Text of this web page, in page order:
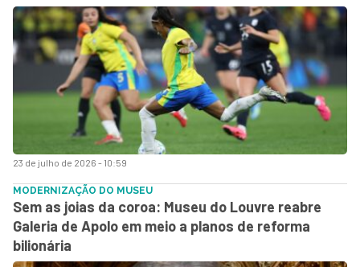
23 de julho de 2026 - 10:59
MODERNIZAÇÃO DO MUSEU
Sem as joias da coroa: Museu do Louvre reabre
Galeria de Apolo em meio a planos de reforma
bilionária